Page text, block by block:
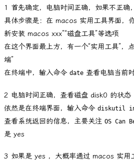
1 首先确定，电脑时间正确，如果不正确
具体步骤是：在 macos 实用工具界面，
新安装 macos xxx”“磁盘工具”等选项
在这个界面最上方，有一个“实用工具”，
端”
在终端中，输入命令 date 查看电脑当前
2 电脑时间正确，查看磁盘 disk0 的状态
依然是在终端界面，输入命令 diskutil
查看系统返回的信息，主要关注 OS Can
是 yes
3 如果是 yes ，大概率通过 macos 实用